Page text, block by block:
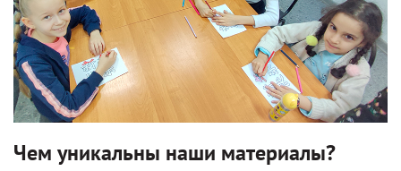
Чем уникальны наши материалы?